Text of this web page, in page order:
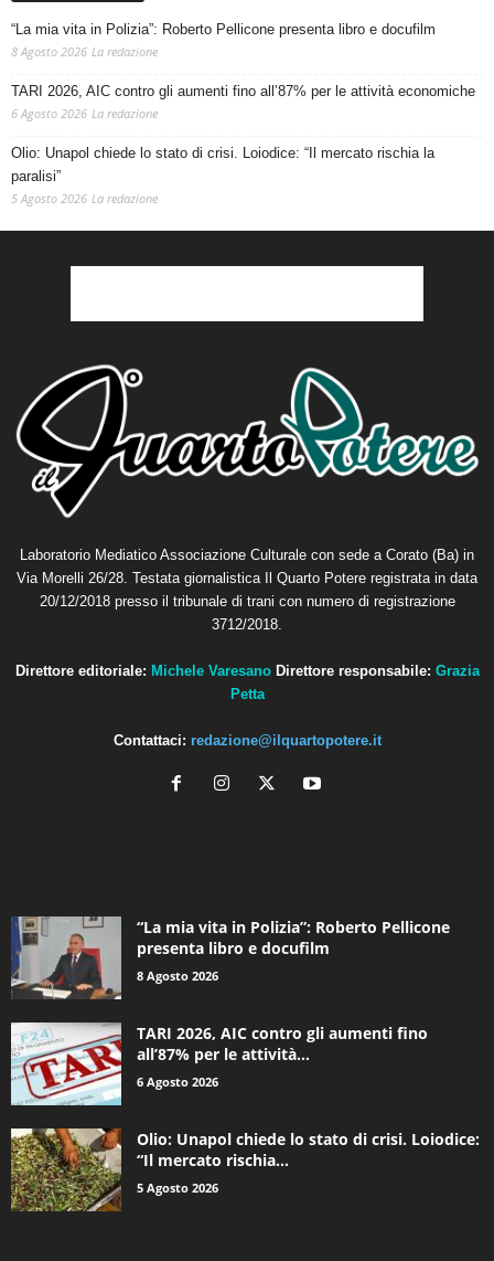
“La mia vita in Polizia”: Roberto Pellicone presenta libro e docufilm
8 Agosto 2026 La redazione
TARI 2026, AIC contro gli aumenti fino all’87% per le attività economiche
6 Agosto 2026 La redazione
Olio: Unapol chiede lo stato di crisi. Loiodice: “Il mercato rischia la
paralisi”
5 Agosto 2026 La redazione
Laboratorio Mediatico Associazione Culturale con sede a Corato (Ba) in
Via Morelli 26/28. Testata giornalistica Il Quarto Potere registrata in data
20/12/2018 presso il tribunale di trani con numero di registrazione
3712/2018.
Direttore editoriale: Michele Varesano Direttore responsabile: Grazia
Petta
Contattaci: redazione@ilquartopotere.it
“La mia vita in Polizia”: Roberto Pellicone
presenta libro e docufilm
8 Agosto 2026
TARI 2026, AIC contro gli aumenti fino
all’87% per le attività...
6 Agosto 2026
Olio: Unapol chiede lo stato di crisi. Loiodice:
“Il mercato rischia...
5 Agosto 2026